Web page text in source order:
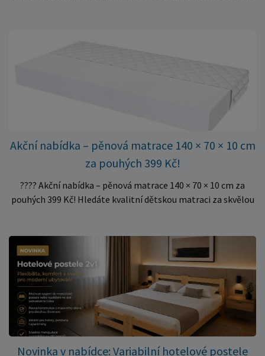
množství kusů, proto můžeme objednávky rychle expedovat.
Vyberte si vhodný rozměr a dopřejte své matraci kvalitní
podklad za výhodnou cenu.
Akční nabídka – pěnová matrace 140 × 70 × 10 cm
za pouhých 399 Kč!
???? Akční nabídka – pěnová matrace 140 × 70 × 10 cm za
pouhých 399 Kč! Hledáte kvalitní dětskou matraci za skvělou
✅ Pohodlné pěnové jádro pro komfortní spánek dítěte ✅
Skvělá volba do dětských postýlek ✅ Výjimečně výhodná cena
– jen 399 Kč Využijte této mimořádné nabídky a pořiďte
kvalitní matraci za cenu, která patří k nejvýhodnějším na
trhu. Akce platí pouze do vyprodání zásob. Nakupujte chytře a
ušetřete!
Novinka v nabídce: Variabilní hotelové postele